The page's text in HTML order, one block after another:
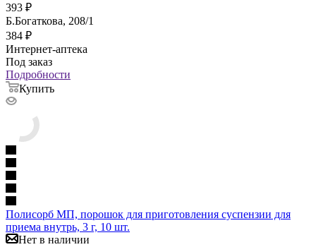
393 ₽
Б.Богаткова, 208/1
384 ₽
Интернет-аптека
Под заказ
Подробности
Купить
Полисорб МП, порошок для приготовления суспензии для
приема внутрь, 3 г, 10 шт.
Нет в наличии